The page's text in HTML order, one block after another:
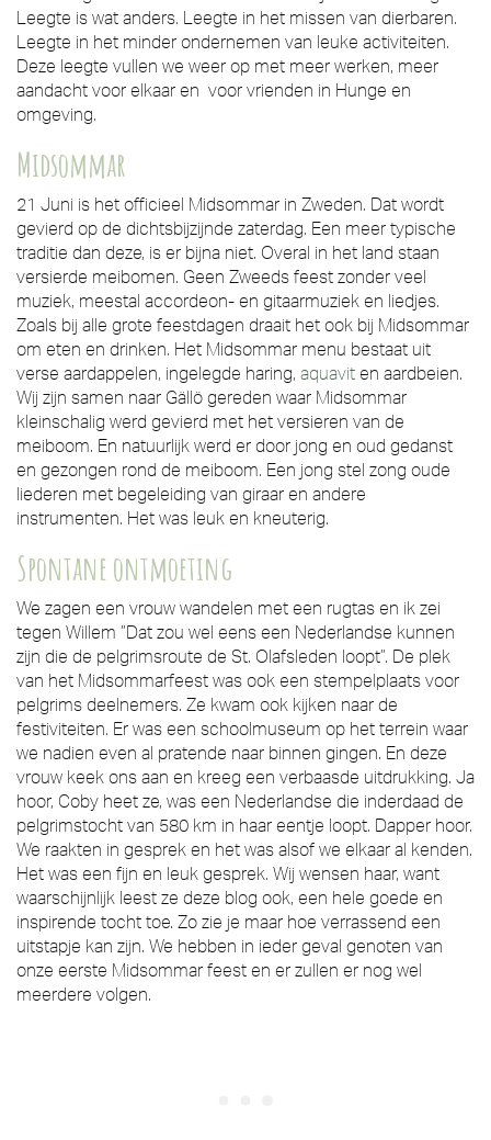
Leegte is wat anders. Leegte in het missen van dierbaren.
Leegte in het minder ondernemen van leuke activiteiten.
Deze leegte vullen we weer op met meer werken, meer
aandacht voor elkaar en voor vrienden in Hunge en
omgeving.
Midsommar
21 Juni is het officieel Midsommar in Zweden. Dat wordt
gevierd op de dichtsbijzijnde zaterdag. Een meer typische
traditie dan deze, is er bijna niet. Overal in het land staan
versierde meibomen. Geen Zweeds feest zonder veel
muziek, meestal accordeon- en gitaarmuziek en liedjes.
Zoals bij alle grote feestdagen draait het ook bij Midsommar
om eten en drinken. Het Midsommar menu bestaat uit
verse aardappelen, ingelegde haring, aquavit en aardbeien.
Wij zijn samen naar Gällö gereden waar Midsommar
kleinschalig werd gevierd met het versieren van de
meiboom. En natuurlijk werd er door jong en oud gedanst
en gezongen rond de meiboom. Een jong stel zong oude
liederen met begeleiding van giraar en andere
instrumenten. Het was leuk en kneuterig.
Spontane ontmoeting
We zagen een vrouw wandelen met een rugtas en ik zei
tegen Willem ”Dat zou wel eens een Nederlandse kunnen
zijn die de pelgrimsroute de St. Olafsleden loopt”. De plek
van het Midsommarfeest was ook een stempelplaats voor
pelgrims deelnemers. Ze kwam ook kijken naar de
festiviteiten. Er was een schoolmuseum op het terrein waar
we nadien even al pratende naar binnen gingen. En deze
vrouw keek ons aan en kreeg een verbaasde uitdrukking. Ja
hoor, Coby heet ze, was een Nederlandse die inderdaad de
pelgrimstocht van 580 km in haar eentje loopt. Dapper hoor.
We raakten in gesprek en het was alsof we elkaar al kenden.
Het was een fijn en leuk gesprek. Wij wensen haar, want
waarschijnlijk leest ze deze blog ook, een hele goede en
inspirende tocht toe. Zo zie je maar hoe verrassend een
uitstapje kan zijn. We hebben in ieder geval genoten van
onze eerste Midsommar feest en er zullen er nog wel
meerdere volgen.